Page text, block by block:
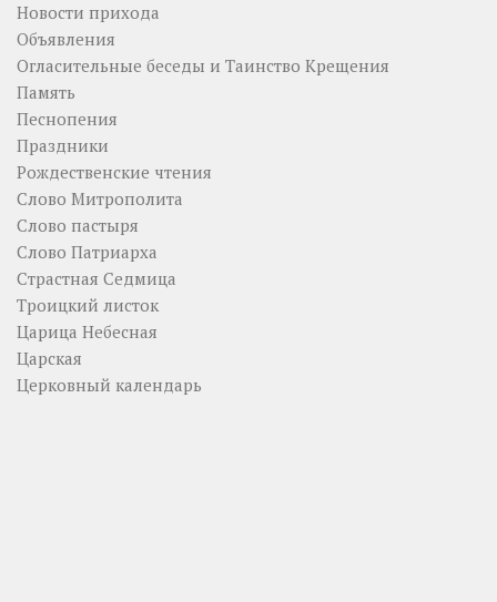
Новости прихода
Объявления
Огласительные беседы и Таинство Крещения
Память
Песнопения
Праздники
Рождественские чтения
Слово Митрополита
Слово пастыря
Слово Патриарха
Страстная Седмица
Троицкий листок
Царица Небесная
Царская
Церковный календарь